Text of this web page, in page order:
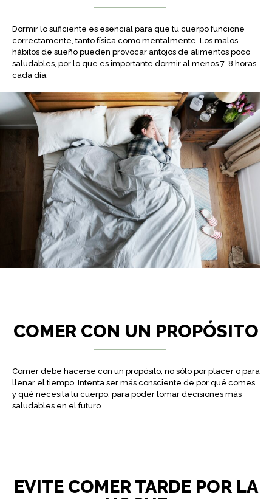
Dormir lo suficiente es esencial para que tu cuerpo funcione
correctamente, tanto física como mentalmente. Los malos
hábitos de sueño pueden provocar antojos de alimentos poco
saludables, por lo que es importante dormir al menos 7-8 horas
cada día.
COMER CON UN PROPÓSITO
Comer debe hacerse con un propósito, no sólo por placer o para
llenar el tiempo. Intenta ser más consciente de por qué comes
y qué necesita tu cuerpo, para poder tomar decisiones más
saludables en el futuro
EVITE COMER TARDE POR LA